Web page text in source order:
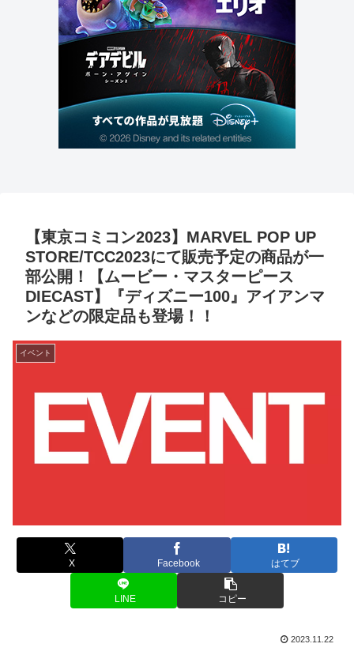
【東京コミコン2023】MARVEL POP UP
STORE/TCC2023にて販売予定の商品が一
部公開！【ムービー・マスターピース
DIECAST】『ディズニー100』アイアンマ
ンなどの限定品も登場！！
イベント
X Facebook はてブ
LINE コピー
2023.11.22